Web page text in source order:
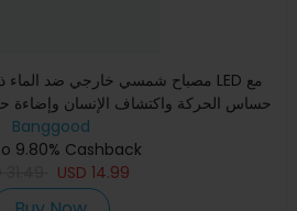
حساس الحركة واكتشاف الإنسان وإضاءة
ال
Banggood
9.80% Cashback
USD 14.99